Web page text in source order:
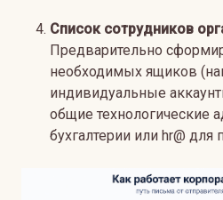
Список сотрудников
Предварительно
необходимых ящиков
индивидуальные
общие технологические
бухгалтерии или hr@ для